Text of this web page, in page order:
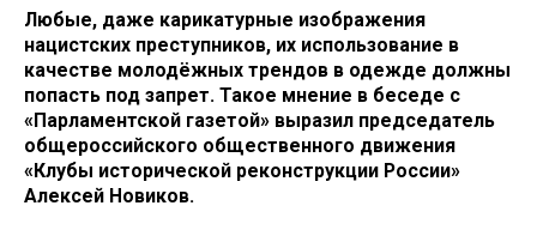
Любые, даже карикатурные изображения
нацистских преступников, их использование в
качестве молодёжных трендов в одежде должны
попасть под запрет. Такое мнение в беседе с
«Парламентской газетой» выразил председатель
общероссийского общественного движения
«Клубы исторической реконструкции России»
Алексей Новиков.